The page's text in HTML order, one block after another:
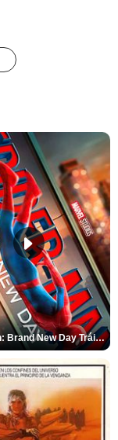
Spider-Man: Brand New Day Tráiler (3)